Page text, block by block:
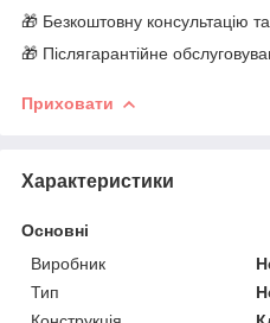
🎁 Безкоштовну консультацію
🎁 Післягарантійне
Приховати
Характеристики
Основні
Виробник
Тип